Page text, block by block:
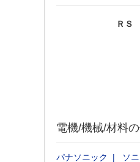
ＲＳ
電機/機械/材料
パナソニック ソ